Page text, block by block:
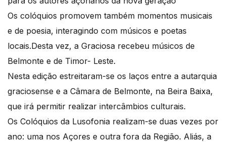
Os colóquios promovem também momentos musicais
e de poesia, interagindo com músicos e poetas
locais.Desta vez, a Graciosa recebeu músicos de
Belmonte e de Timor- Leste.
Nesta edição estreitaram-se os laços entre a autarquia
graciosense e a Câmara de Belmonte, na Beira Baixa,
que irá permitir realizar intercâmbios culturais.
Os Colóquios da Lusofonia realizam-se duas vezes por
ano: uma nos Açores e outra fora da Região. Aliás, a